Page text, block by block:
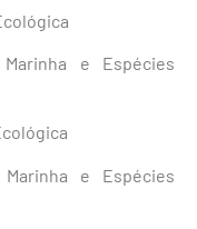
e Espécies
e Espécies